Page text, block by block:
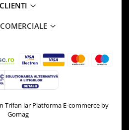
CLIENTI
Trifan iar Platforma E-commerce by
Gomag